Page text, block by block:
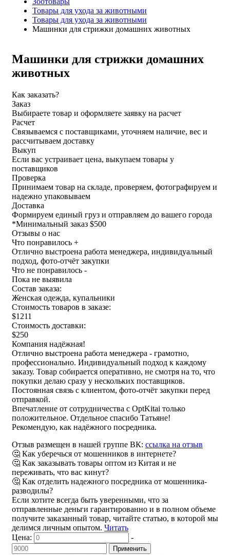
Товары для ухода за животными
Товары для ухода за животными
Машинки для стрижки домашних животных
Машинки для стрижки домашних
животных
Как заказать?
Заказ
Выбираете товар и оформляете заявку на расчет
Расчет
Связываемся с поставщиками, уточняем наличие, вес и
рассчитываем доставку
Выкуп
Если вас устраивает цена, выкупаем товары у
поставщиков
Проверка
Принимаем товар на складе, проверяем, фотографируем и
надежно упаковываем
Доставка
Формируем единый груз и отправляем до вашего города
*Минимальный заказ $500
Отзывы о нас
Что понравилось +
Отлично выстроена работа менеджера, индивидуальный
подход, фото-отчёт закупки
Что не понравилось -
Пока не выявила
Состав заказа:
Женская одежда, купальники
Стоимость товаров в заказе:
$1211
Стоимость доставки:
$250
Компания надёжная!
Отлично выстроена работа менеджера - грамотно,
профессионально. Индивидуальный подход к каждому
заказу. Товар собирается оперативно, не смотря на то, что
покупки делаю сразу у нескольких поставщиков.
Постоянная связь с клиентом, фото-отчёт закупки перед
отправкой.
Впечатление от сотрудничества с OptKitai только
положительное. Отдельное спасибо Татьяне!
Рекомендую, как надёжного посредника.
Отзыв размещен в нашей группе ВК: ссылка на отзыв
🤔 Как уберечься от мошенников в интернете?
🤔 Как заказывать товары оптом из Китая и не
переживать, что вас кинут?
🤔 Как отделить надежного посредника от мошенника-
разводилы?
Если хотите всегда быть уверенными, что за
отправленные деньги гарантированно и в полном объеме
получите заказанный товар, читайте статью, в которой мы
делимся личным опытом. Читать
Цена: -
Применить